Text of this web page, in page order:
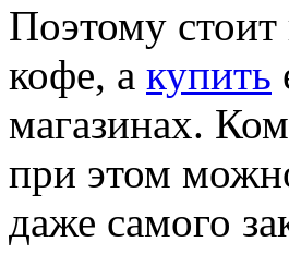
Поэтому стоит
кофе, а купить
магазинах.
при этом
даже самого